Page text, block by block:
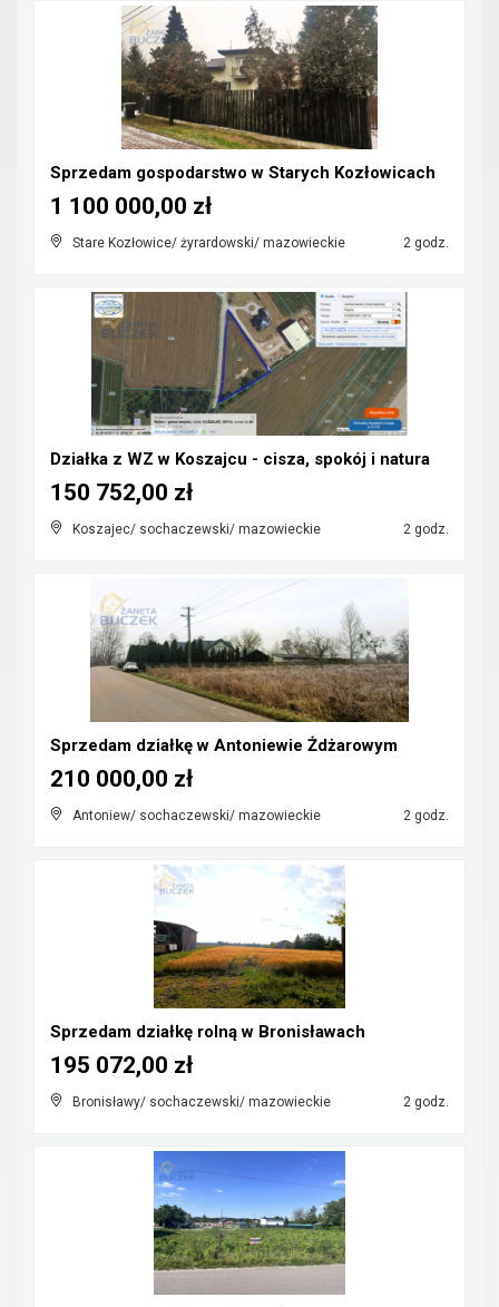
Sprzedam gospodarstwo w Starych Kozłowicach
Stare Kozłowice/ żyrardowski/ mazowieckie 2 godz.
1 100 000,00 zł
Działka z WZ w Koszajcu - cisza, spokój i natura
Koszajec/ sochaczewski/ mazowieckie 2 godz.
150 752,00 zł
Sprzedam działkę w Antoniewie Żdżarowym
Antoniew/ sochaczewski/ mazowieckie 2 godz.
210 000,00 zł
Sprzedam działkę rolną w Bronisławach
Bronisławy/ sochaczewski/ mazowieckie 2 godz.
195 072,00 zł